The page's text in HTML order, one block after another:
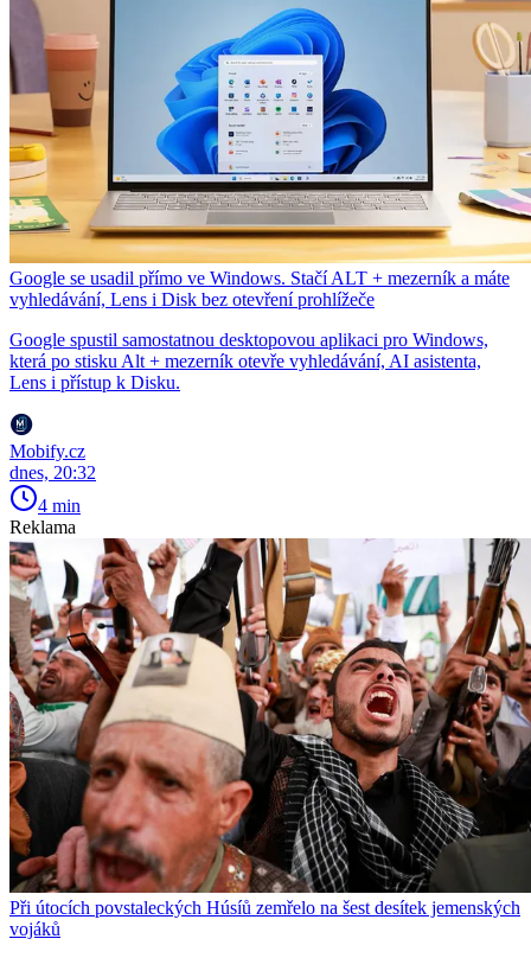
Google se usadil přímo ve Windows. Stačí ALT + mezerník a máte
vyhledávání, Lens i Disk bez otevření prohlížeče
Google spustil samostatnou desktopovou aplikaci pro Windows,
která po stisku Alt + mezerník otevře vyhledávání, AI asistenta,
Lens i přístup k Disku.
Mobify.cz
dnes, 20:32
4 min
Reklama
Při útocích povstaleckých Húsíů zemřelo na šest desítek jemenských
vojáků